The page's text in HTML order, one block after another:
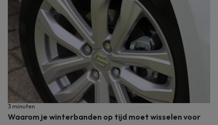
Waarom je winterbanden op tijd moet wisselen voor
3 minuten